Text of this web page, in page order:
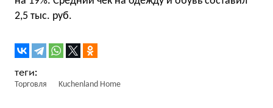
2,5 тыс. руб.
Торговля Kuchenland Home